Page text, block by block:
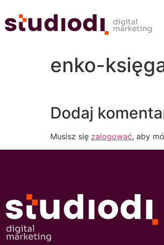
enko-
Dodaj
Musisz się zalogować, aby